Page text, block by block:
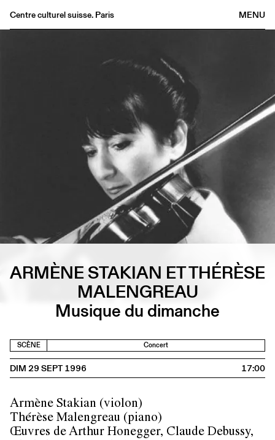
MENU
Centre culturel suisse. Paris
ARMÈNE STAKIAN ET THÉRÈSE
MALENGREAU
Musique du dimanche
SCÈNE Concert
DIM 29 SEPT 1996 17:00
Armène Stakian (violon)
Thérèse Malengreau (piano)
Œuvres de Arthur Honegger, Claude Debussy,